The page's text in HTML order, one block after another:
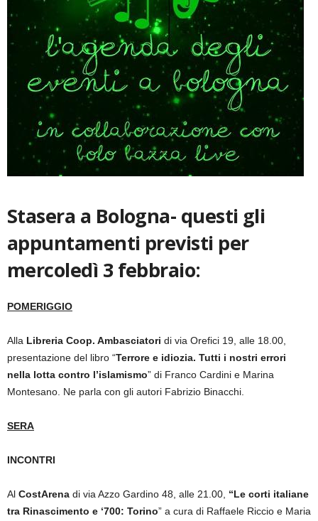
Stasera a Bologna- questi gli
appuntamenti previsti per
mercoledì 3 febbraio:
POMERIGGIO
Alla Libreria Coop. Ambasciatori di via Orefici 19, alle 18.00,
presentazione del libro “Terrore e idiozia. Tutti i nostri errori
nella lotta contro l’islamismo” di Franco Cardini e Marina
Montesano. Ne parla con gli autori Fabrizio Binacchi.
SERA
INCONTRI
Al CostArena di via Azzo Gardino 48, alle 21.00, “Le corti italiane
tra Rinascimento e ‘700: Torino” a cura di Raffaele Riccio e Maria